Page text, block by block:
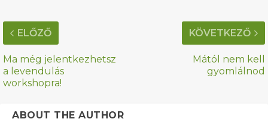
ELŐZŐ
Ma még jelentkezhetsz
a levendulás
workshopra!
KÖVETKEZŐ
Mától nem kell
gyomlálnod
ABOUT THE AUTHOR